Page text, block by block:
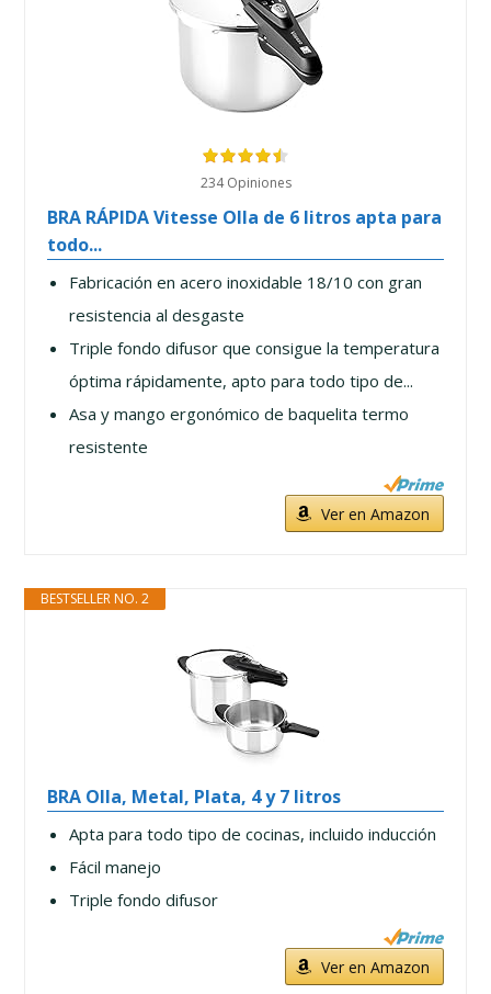
234 Opiniones
BRA RÁPIDA Vitesse Olla de 6 litros apta para
todo...
Fabricación en acero inoxidable 18/10 con gran
resistencia al desgaste
Triple fondo difusor que consigue la temperatura
óptima rápidamente, apto para todo tipo de...
Asa y mango ergonómico de baquelita termo
resistente
Ver en Amazon
BESTSELLER NO. 2
BRA Olla, Metal, Plata, 4 y 7 litros
Apta para todo tipo de cocinas, incluido inducción
Fácil manejo
Triple fondo difusor
Ver en Amazon